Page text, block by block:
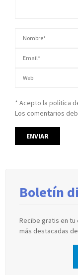
* Acepto la política
Los comentarios
Boletín
Recibe gratis en tu
más destacadas